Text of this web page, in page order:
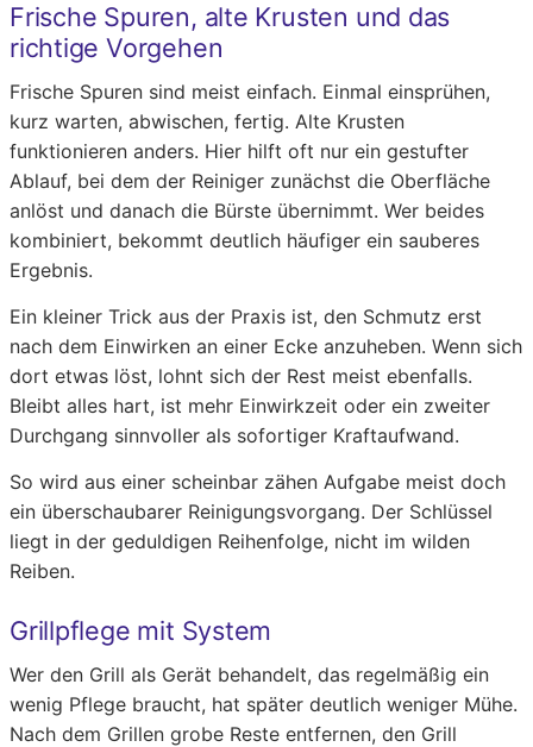
Frische Spuren, alte Krusten und das
richtige Vorgehen
Frische Spuren sind meist einfach. Einmal einsprühen,
kurz warten, abwischen, fertig. Alte Krusten
funktionieren anders. Hier hilft oft nur ein gestufter
Ablauf, bei dem der Reiniger zunächst die Oberfläche
anlöst und danach die Bürste übernimmt. Wer beides
kombiniert, bekommt deutlich häufiger ein sauberes
Ergebnis.
Ein kleiner Trick aus der Praxis ist, den Schmutz erst
nach dem Einwirken an einer Ecke anzuheben. Wenn sich
dort etwas löst, lohnt sich der Rest meist ebenfalls.
Bleibt alles hart, ist mehr Einwirkzeit oder ein zweiter
Durchgang sinnvoller als sofortiger Kraftaufwand.
So wird aus einer scheinbar zähen Aufgabe meist doch
ein überschaubarer Reinigungsvorgang. Der Schlüssel
liegt in der geduldigen Reihenfolge, nicht im wilden
Reiben.
Grillpflege mit System
Wer den Grill als Gerät behandelt, das regelmäßig ein
wenig Pflege braucht, hat später deutlich weniger Mühe.
Nach dem Grillen grobe Reste entfernen, den Grill